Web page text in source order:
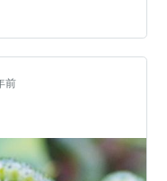
こで待ち伏せていて
くらいからパソコン
イザが反応している
スピーカー側の断
前